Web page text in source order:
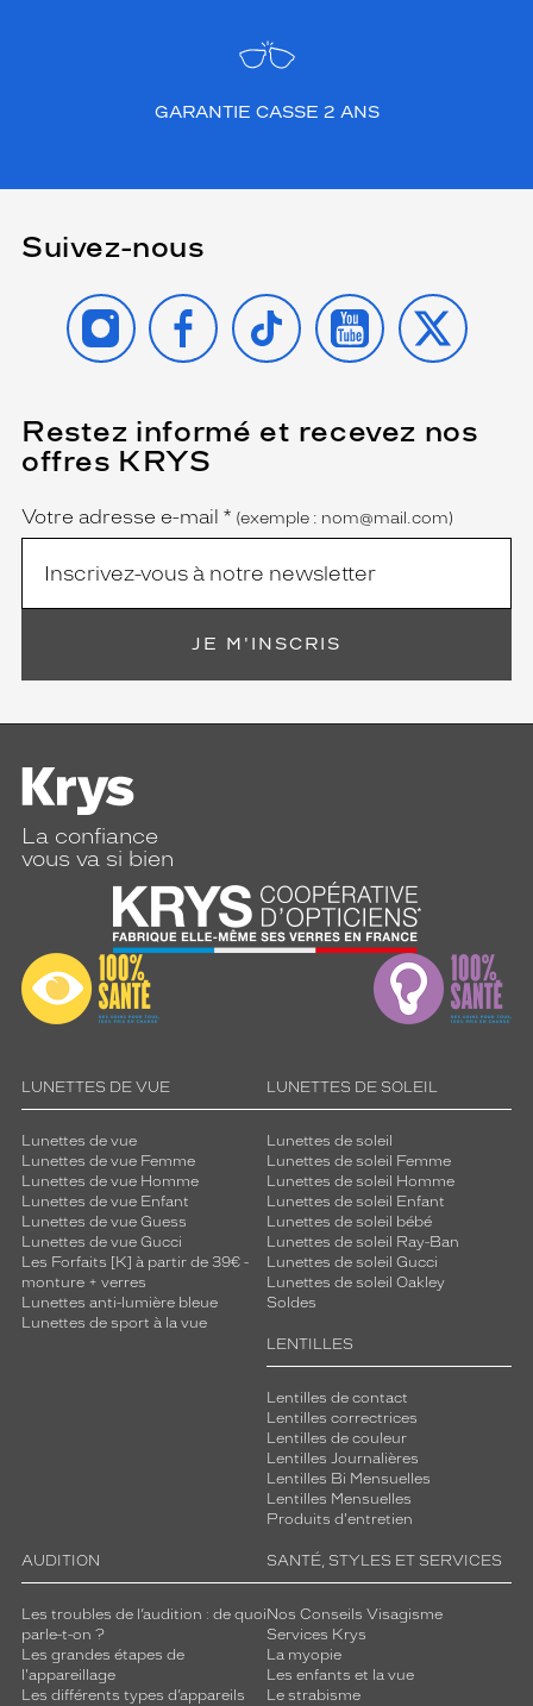
GARANTIE CASSE 2 ANS
Suivez-nous
INSTAGRAMFACEBOOK
TIKTOK YOUTUBE
X
Restez informé et recevez nos
offres KRYS
Name
Votre adresse e-mail *
(Ce
champ
est
obligatoire)
(exemple : nom@mail.com)
JE M'INSCRIS
La confiance
vous va si bien
LUNETTES DE VUE
Lunettes de vue
Lunettes de vue Femme
Lunettes de vue Homme
Lunettes de vue Enfant
Lunettes de vue Guess
Lunettes de vue Gucci
Les Forfaits [K] à partir de 39€ -
monture + verres
Lunettes anti-lumière bleue
Lunettes de sport à la vue
LUNETTES DE SOLEIL
Lunettes de soleil
Lunettes de soleil Femme
Lunettes de soleil Homme
Lunettes de soleil Enfant
Lunettes de soleil bébé
Lunettes de soleil Ray-Ban
Lunettes de soleil Gucci
Lunettes de soleil Oakley
Soldes
LENTILLES
Lentilles de contact
Lentilles correctrices
Lentilles de couleur
Lentilles Journalières
Lentilles Bi Mensuelles
Lentilles Mensuelles
Produits d'entretien
AUDITION
Les troubles de l’audition : de quoi
parle-t-on ?
Les grandes étapes de
l'appareillage
Les différents types d’appareils
SANTÉ, STYLES ET SERVICES
Nos Conseils Visagisme
Services Krys
La myopie
Les enfants et la vue
Le strabisme